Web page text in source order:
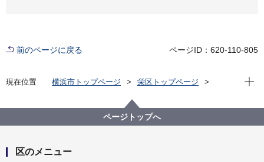
前のページに戻る ページID：620-110-805
現在位置 横浜市トップページ
栄区トップページ
現在
ページトップへ
区のメニュー